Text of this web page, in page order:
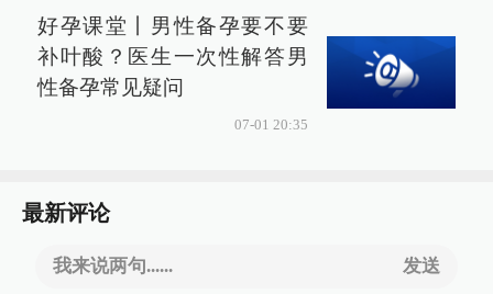
好孕课堂丨男性备孕要不要
补叶酸？医生一次性解答男
性备孕常见疑问
07-01 20:35
最新评论
我来说两句...... 发送